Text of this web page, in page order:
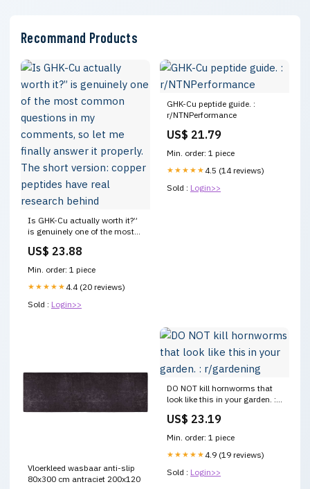
Recommand Products
Is GHK-Cu actually worth it?”
is genuinely one of the most
comments, so let me finally
version: copper peptides have
real research behind
US$ 23.88
Min. order: 1 piece
★★★★★ 4.4 (20 reviews)
Sold : Login>>
GHK-Cu peptide guide. :
r/NTNPerformance
US$ 21.79
Min. order: 1 piece
★★★★★ 4.5 (14 reviews)
Sold : Login>>
Vloerkleed wasbaar anti-slip
80x300 cm antraciet 200x120
DO NOT kill hornworms that
look like this in your garden. :
US$ 23.19
Min. order: 1 piece
★★★★★ 4.9 (19 reviews)
Sold : Login>>